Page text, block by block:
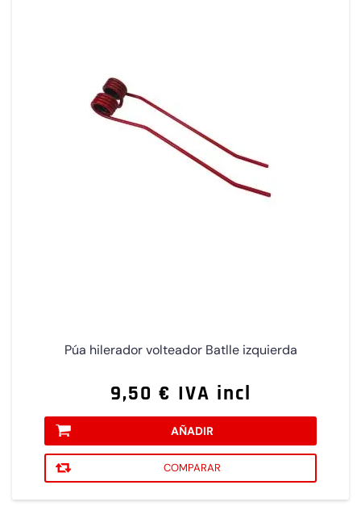
Púa hilerador volteador Batlle izquierda
9,50 € IVA incl
AÑADIR
COMPARAR